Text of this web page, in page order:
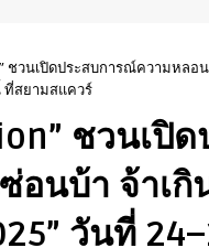
ชวนเปิดประสบการณ์ความหลอ
ที่สยามสแควร์
ชวนเ
อนบ้า จ้าเกิ
วันที่